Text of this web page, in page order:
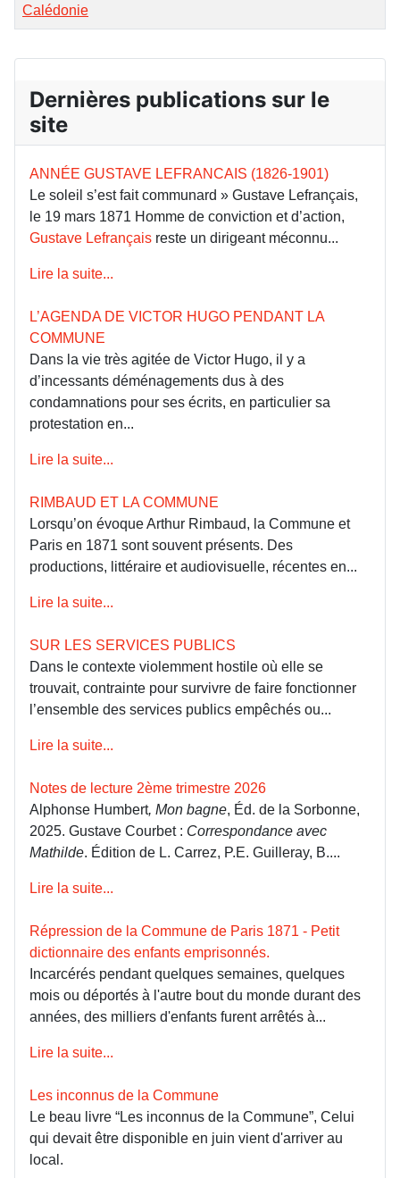
Calédonie
Dernières publications sur le
site
ANNÉE GUSTAVE LEFRANCAIS (1826-1901)
Le soleil s’est fait communard » Gustave Lefrançais,
le 19 mars 1871 Homme de conviction et d’action,
Gustave Lefrançais reste un dirigeant méconnu...
Lire la suite...
L’AGENDA DE VICTOR HUGO PENDANT LA
COMMUNE
Dans la vie très agitée de Victor Hugo, il y a
d’incessants déménagements dus à des
condamnations pour ses écrits, en particulier sa
protestation en...
Lire la suite...
RIMBAUD ET LA COMMUNE
Lorsqu’on évoque Arthur Rimbaud, la Commune et
Paris en 1871 sont souvent présents. Des
productions, littéraire et audiovisuelle, récentes en...
Lire la suite...
SUR LES SERVICES PUBLICS
Dans le contexte violemment hostile où elle se
trouvait, contrainte pour survivre de faire fonctionner
l’ensemble des services publics empêchés ou...
Lire la suite...
Notes de lecture 2ème trimestre 2026
Alphonse Humbert, Mon bagne, Éd. de la Sorbonne,
2025. Gustave Courbet : Correspondance avec
Mathilde. Édition de L. Carrez, P.E. Guilleray, B....
Lire la suite...
Répression de la Commune de Paris 1871 - Petit
dictionnaire des enfants emprisonnés.
Incarcérés pendant quelques semaines, quelques
mois ou déportés à l'autre bout du monde durant des
années, des milliers d'enfants furent arrêtés à...
Lire la suite...
Les inconnus de la Commune
Le beau livre “Les inconnus de la Commune”, Celui
qui devait être disponible en juin vient d'arriver au
local.